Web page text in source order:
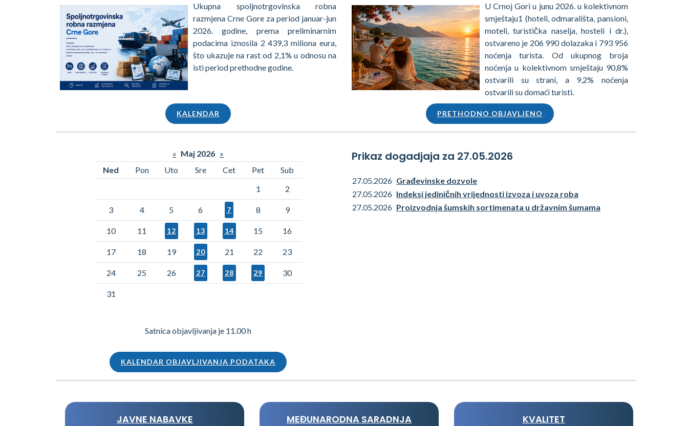
Ukupna spoljnotrgovinska robna
razmjena Crne Gore za period januar-jun
2026. godine, prema preliminarnim
podacima iznosila 2 439,3 miliona eura,
što ukazuje na rast od 2,1% u odnosu na
isti period prethodne godine.
U Crnoj Gori u junu 2026. u kolektivnom
smještaju1 (hoteli, odmarališta, pansioni,
moteli, turistička naselja, hosteli i dr.),
ostvareno je 206 990 dolazaka i 793 956
noćenja turista. Od ukupnog broja
noćenja u kolektivnom smještaju 90,8%
ostvarili su strani, a 9,2% noćenja
ostvarili su domaći turisti.
KALENDAR PRETHODNO OBJAVLJENO
« Maj 2026 »
Ned
Pon Uto Sre Cet Pet
Sub
1
2
3 4 5 6 7 8 9
10 11 12 13 14 15 16
17 18 19 20 21 22 23
24 25 26 27 28 29 30
31
Satnica objavljivanja je 11.00 h
KALENDAR OBJAVLJIVANJA PODATAKA
Prikaz dogadjaja za 27.05.2026
27.05.2026 Građevinske dozvole
27.05.2026 Indeksi jediničnih vrijednosti izvoza i uvoza roba
27.05.2026 Proizvodnja šumskih sortimenata u državnim šumama
JAVNE NABAVKE MEĐUNARODNA SARADNJA KVALITET